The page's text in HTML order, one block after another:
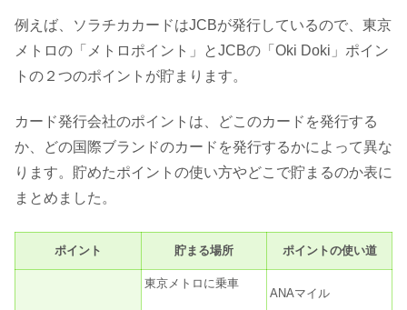
例えば、ソラチカカードはJCBが発行しているので、東京
メトロの「メトロポイント」とJCBの「Oki Doki」ポイン
トの２つのポイントが貯まります。
カード発行会社のポイントは、どこのカードを発行する
か、どの国際ブランドのカードを発行するかによって異な
ります。貯めたポイントの使い方やどこで貯まるのか表に
まとめました。
ポイント 貯まる場所 ポイントの使い道
東京メトロに乗車
ANAマイル